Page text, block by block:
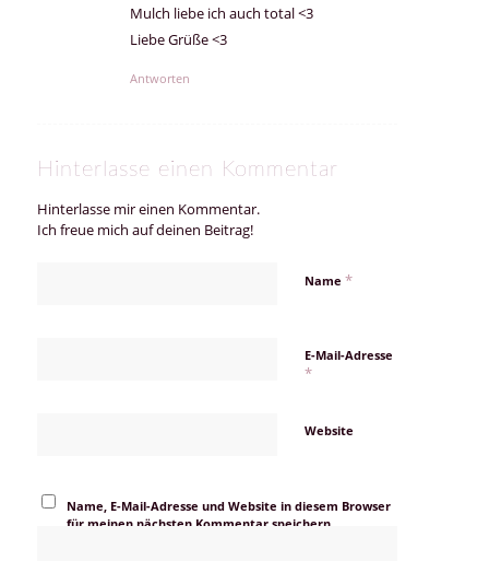
Mulch liebe ich auch total <3
Liebe Grüße <3
Antworten
Hinterlasse einen Kommentar
Hinterlasse mir einen Kommentar.
Ich freue mich auf deinen Beitrag!
Name *
E-Mail-Adresse
*
Website
Name, E-Mail-Adresse und Website in diesem Browser
für meinen nächsten Kommentar speichern.